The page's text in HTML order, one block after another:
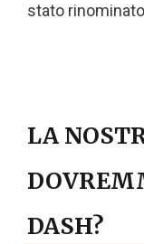
stato
LA
DASH?